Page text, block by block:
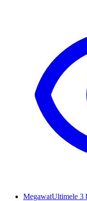
MegawatUltimele 3